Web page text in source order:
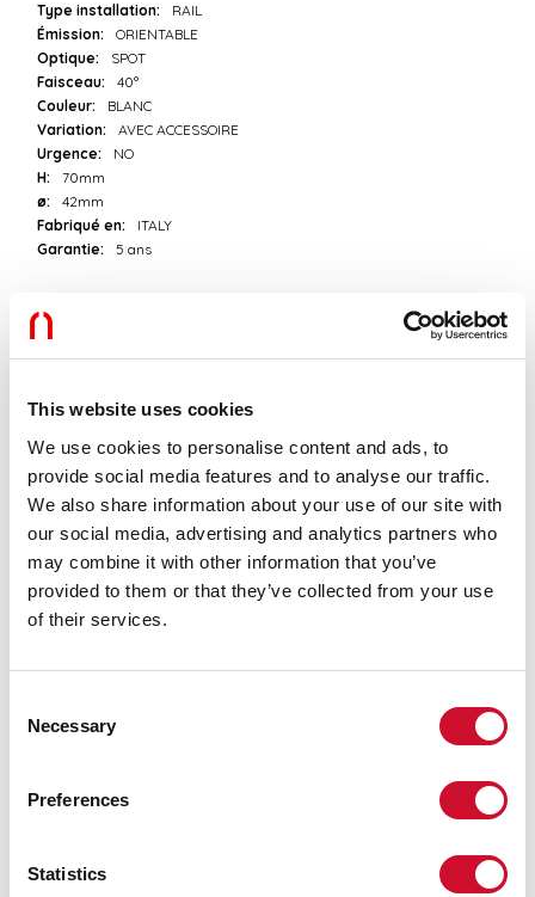
This website uses cookies
We use cookies to personalise content and ads, to
provide social media features and to analyse our traffic.
We also share information about your use of our site with
our social media, advertising and analytics partners who
may combine it with other information that you’ve
provided to them or that they’ve collected from your use
of their services.
Selection
Necessary
Preferences
Statistics
Type installation:
RAIL
Émission:
ORIENTABLE
Optique:
SPOT
Faisceau:
40°
Couleur:
BLANC
Variation:
AVEC ACCESSOIRE
Urgence:
NO
H:
70mm
ø:
42mm
Fabriqué en:
ITALY
Garantie:
5 ans
Données techniques
IP:
20
Classe d’isolation:
Tension d’alimentation:
SELV:
Sì
La source
Source lumineuse:
LED
Puissance source:
Température couleur:
3000K
Tolérance couleur: